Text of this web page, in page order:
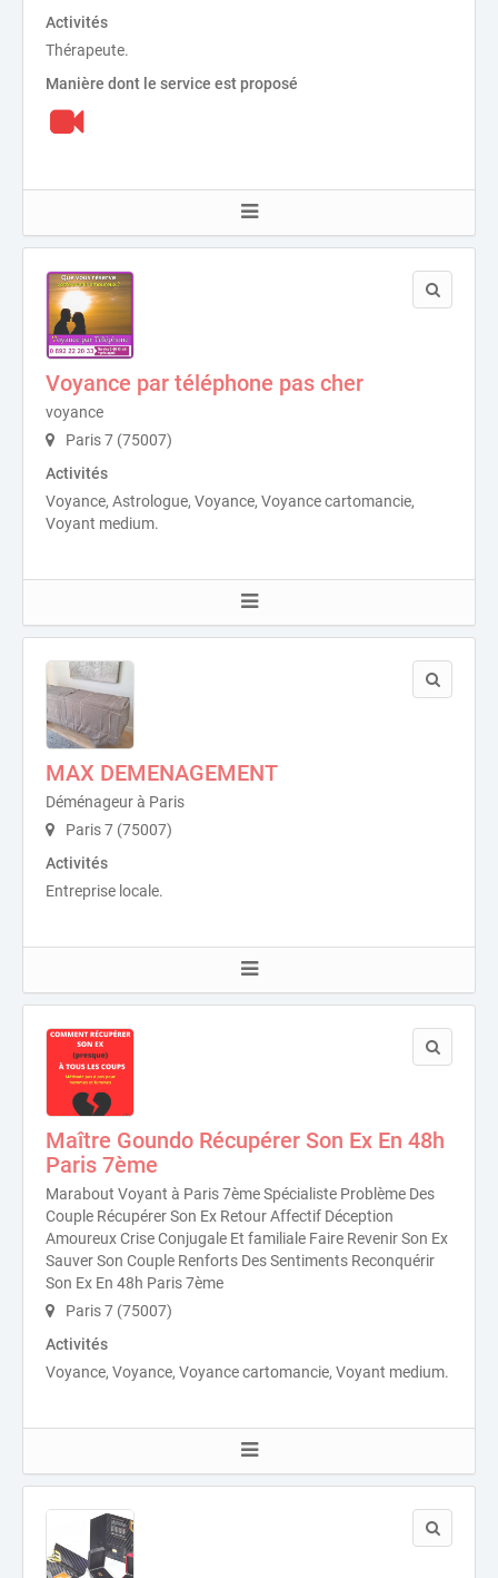
Activités
Thérapeute.
Manière dont le service est proposé
Voyance par téléphone pas cher
voyance
Paris 7 (75007)
Activités
Voyance, Astrologue, Voyance, Voyance cartomancie,
Voyant medium.
MAX DEMENAGEMENT
Déménageur à Paris
Paris 7 (75007)
Activités
Entreprise locale.
Maître Goundo Récupérer Son Ex En 48h
Paris 7ème
Marabout Voyant à Paris 7ème Spécialiste Problème Des
Couple Récupérer Son Ex Retour Affectif Déception
Amoureux Crise Conjugale Et familiale Faire Revenir Son Ex
Sauver Son Couple Renforts Des Sentiments Reconquérir
Son Ex En 48h Paris 7ème
Paris 7 (75007)
Activités
Voyance, Voyance, Voyance cartomancie, Voyant medium.